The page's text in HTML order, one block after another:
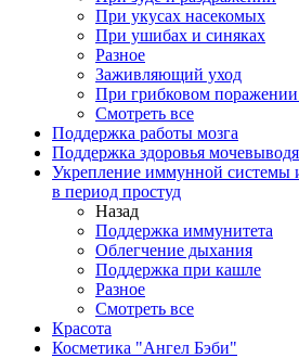
При укусах насекомых
При ушибах и синяках
Разное
Заживляющий уход
При грибковом
Смотреть все
Поддержка работы мозга
Поддержка здоровья
Укрепление иммунной системы
в период простуд
Назад
Поддержка иммунитета
Облегчение дыхания
Поддержка при кашле
Разное
Смотреть все
Красота
Косметика "Ангел Бэби"